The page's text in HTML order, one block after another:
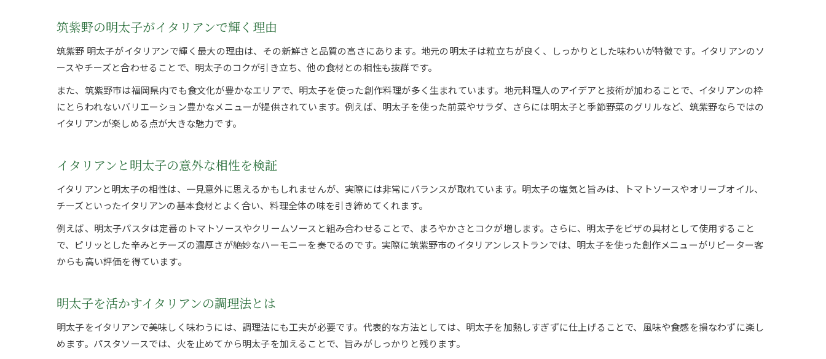
筑紫野市で楽しむ和とイタリアンの融合体験
明太子とイタリアンの新たな味覚の世界
イタリアンと明太子の組み合わせが生む魅力
筑紫野 明太子がイタリアンを変える理由
明太子とイタリアンのランチおすすめポイント
イタリアン好きに人気の明太子ランチ体験
筑紫野市のイタリアンで明太子ランチ攻略法
筑紫野市で発見する明太子の新たな魅力
イタリアン視点で味わう筑紫野 明太子の実力
筑紫野市で注目される明太子イタリアンの魅力
筑紫野の明太子がイタリアンで輝く理由
筑紫野 明太子がイタリアンで輝く最大の理由は、その新鮮さと品質の高さにあります。地元の明太子は粒立ちが良く、しっかりとした味わいが特徴です。イタリアンのソ
ースやチーズと合わせることで、明太子のコクが引き立ち、他の食材との相性も抜群です。
また、筑紫野市は福岡県内でも食文化が豊かなエリアで、明太子を使った創作料理が多く生まれています。地元料理人のアイデアと技術が加わることで、イタリアンの枠
にとらわれないバリエーション豊かなメニューが提供されています。例えば、明太子を使った前菜やサラダ、さらには明太子と季節野菜のグリルなど、筑紫野ならではの
イタリアンが楽しめる点が大きな魅力です。
イタリアンと明太子の意外な相性を検証
イタリアンと明太子の相性は、一見意外に思えるかもしれませんが、実際には非常にバランスが取れています。明太子の塩気と旨みは、トマトソースやオリーブオイル、
チーズといったイタリアンの基本食材とよく合い、料理全体の味を引き締めてくれます。
例えば、明太子パスタは定番のトマトソースやクリームソースと組み合わせることで、まろやかさとコクが増します。さらに、明太子をピザの具材として使用すること
で、ピリッとした辛みとチーズの濃厚さが絶妙なハーモニーを奏でるのです。実際に筑紫野市のイタリアンレストランでは、明太子を使った創作メニューがリピーター客
からも高い評価を得ています。
明太子を活かすイタリアンの調理法とは
明太子をイタリアンで美味しく味わうには、調理法にも工夫が必要です。代表的な方法としては、明太子を加熱しすぎずに仕上げることで、風味や食感を損なわずに楽し
めます。パスタソースでは、火を止めてから明太子を加えることで、旨みがしっかりと残ります。